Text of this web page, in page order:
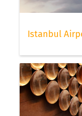
Istanbul